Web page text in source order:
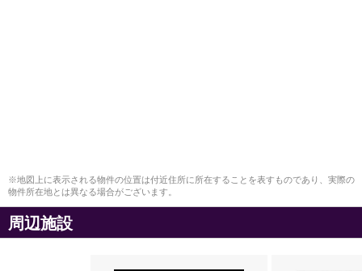
※地図上に表示される物件の位置は付近住所に所在することを表すものであり、実際の
物件所在地とは異なる場合がございます。
周辺施設